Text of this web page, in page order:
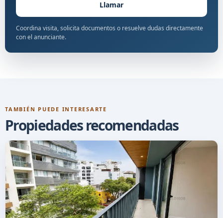
Llamar
Coordina visita, solicita documentos o resuelve dudas directamente
con el anunciante.
TAMBIÉN PUEDE INTERESARTE
Propiedades recomendadas